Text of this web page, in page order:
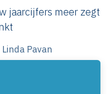
jaarcijfers meer zegt
Linda Pavan